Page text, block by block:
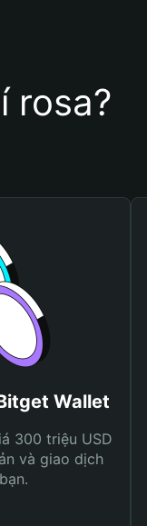
rosa?
Wallet
300 triệu USD
và giao dịch